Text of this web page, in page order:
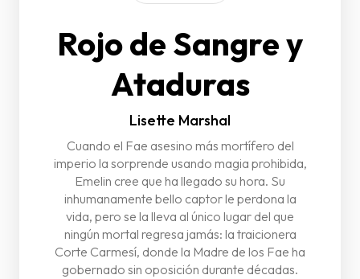
Rojo de Sangre y
Ataduras
Lisette Marshal
Cuando el Fae asesino más mortífero del
imperio la sorprende usando magia prohibida,
Emelin cree que ha llegado su hora. Su
inhumanamente bello captor le perdona la
vida, pero se la lleva al único lugar del que
ningún mortal regresa jamás: la traicionera
Corte Carmesí, donde la Madre de los Fae ha
gobernado sin oposición durante décadas.